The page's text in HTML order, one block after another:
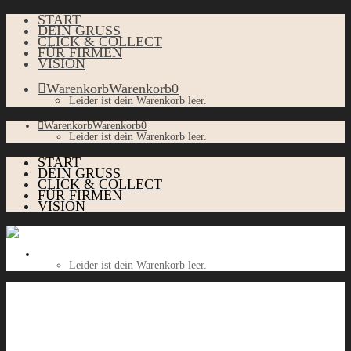
START
DEIN GRUSS
CLICK & COLLECT
FÜR FIRMEN
VISION
WarenkorbWarenkorb0
Leider ist dein Warenkorb leer.
WarenkorbWarenkorb0
Leider ist dein Warenkorb leer.
START
DEIN GRUSS
CLICK & COLLECT
FÜR FIRMEN
VISION
Leider ist dein Warenkorb leer.